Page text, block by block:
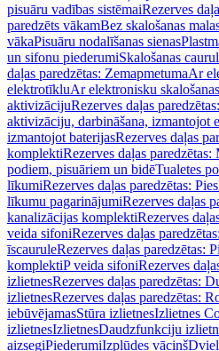
pisuāru vadības sistēmaiRezerves
paredzēts vākamBez skalošanas
vākaPisuāru nodalīšanas sienas
un sifonu piederumiSkalošanas
daļas paredzētas: ZemapmetumaAr
elektrotīkluAr elektronisku
aktivizācijuRezerves daļas
aktivizāciju, darbināšana, izmantojot
izmantojot baterijasRezerves daļas
komplektiRezerves daļas
podiem, pisuāriem un bidēTualetes
līkumiRezerves daļas paredzētas:
līkumu pagarinājumiRezerves daļas
kanalizācijas komplektiRezerves
veida sifoniRezerves daļas
īscauruleRezerves daļas paredzētas:
komplektiP veida sifoniRezerves
izlietnesRezerves daļas paredzētas:
izlietnesRezerves daļas paredzētas:
iebūvējamasStūra izlietnesIzlietnes
izlietnesIzlietnesDaudzfunkciju
aizsegiPiederumiIzplūdes vāciņš